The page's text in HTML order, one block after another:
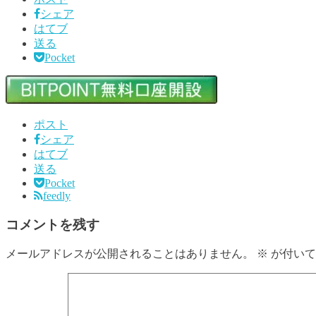
シェア
はてブ
送る
Pocket
ポスト
シェア
はてブ
送る
Pocket
feedly
コメントを残す
メールアドレスが公開されることはありません。 ※ が付い